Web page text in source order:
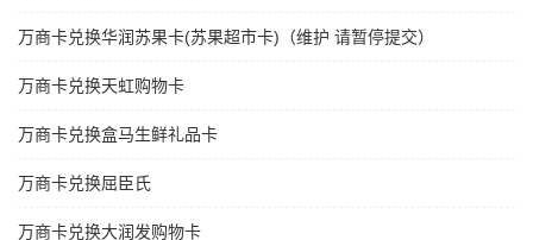
万商卡兑换华润苏果卡(苏果超市卡)（维护 请暂停提交）
万商卡兑换天虹购物卡
万商卡兑换盒马生鲜礼品卡
万商卡兑换屈臣氏
万商卡兑换大润发购物卡